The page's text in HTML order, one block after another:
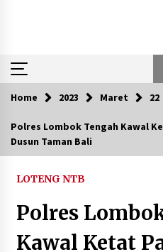
Trending Now
Polsek Kempo Serahkan ODGJ
2 hari ago
Home 2023 Maret 22
Polres Lombok Tengah Kawal
Dusun Taman Bali
LOTENG NTB
Polres
Kawal Ketat